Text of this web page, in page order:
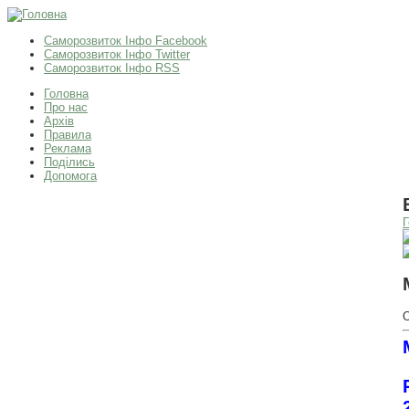
Саморозвиток Інфо Facebook
Саморозвиток Інфо Twitter
Саморозвиток Інфо RSS
Головна
Про нас
Архів
Правила
Реклама
Поділись
Допомога